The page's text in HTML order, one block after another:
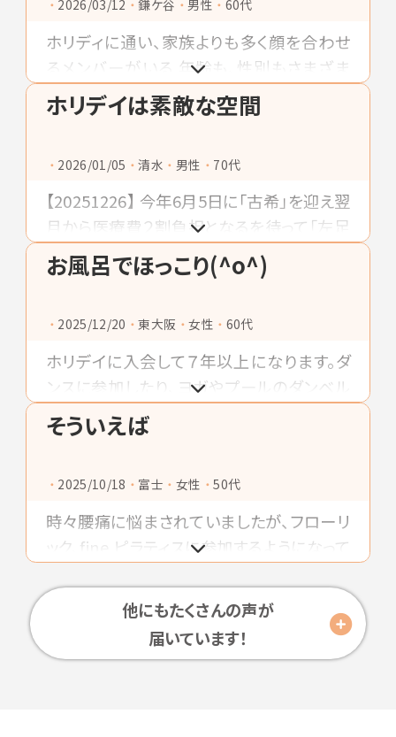
2026/03/12 鎌ケ谷 男性 60代
ホリディに通い、家族よりも多く顔を合わせ
るメンバーがいる 年齢も、性別もさまざま
名前も知らない人さえいるけど なんとなく
顔を見ないと心配になったりして そんなメ
ホリデイは素敵な空間
2026/01/05 清水 男性 70代
【20251226】 今年6月5日に「古希」を迎え翌
月から医療費２割負担となるを待って「左足
下肢静脈瘤ｶﾃｰﾃﾙ手術」や「左足裏イボ除
去」「右目眼底出血ﾚｰｻﾞｰ治療」「３年周期で
て続けに実施してカラダのﾒﾝﾃﾅﾝｽしました❗️
それと同時に日課のリハビリとストレス解消
兼ねたホリデイ通いを続ける毎日に感謝で
すネ❗
お風呂でほっこり(^o^)
2025/12/20 東大阪 女性 60代
ホリデイに入会して７年以上になります。ダ
ンスに参加したり、ヨガやプールのダンベル
運動など行くたびに何をしようか楽しみでワ
クワクしながら身体を鍛えてます。運動終わ
かってほっこりして癒されます＼(^o^)／
そういえば
2025/10/18 富士 女性 50代
時々腰痛に悩まされていましたが、フローリ
ック、fine ピラティスに参加するようになって
しくトレーニングを続けられるのでおすすめ
他にもたくさんの声が
届いています！